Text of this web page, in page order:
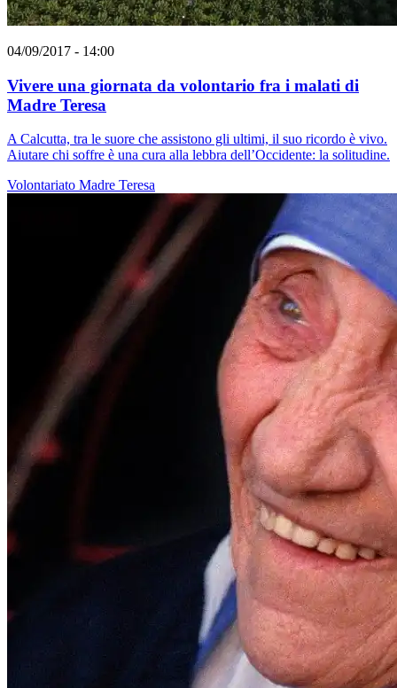
04/09/2017 - 14:00
Vivere una giornata da volontario fra i malati di
Madre Teresa
A Calcutta, tra le suore che assistono gli ultimi, il suo ricordo è vivo.
Aiutare chi soffre è una cura alla lebbra dell’Occidente: la solitudine.
Volontariato Madre Teresa